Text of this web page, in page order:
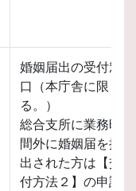
婚姻届出の受付窓
口（本庁舎に限
る。）
総合支所に業務時
間外に婚姻届を提
出された方は【交
付方法２】の申請